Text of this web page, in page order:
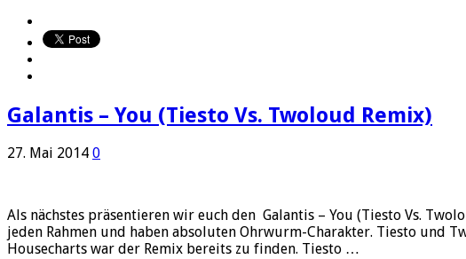
Galantis – You (Tiesto Vs. Twoloud Remix)
27. Mai 2014 0
Als nächstes präsentieren wir euch den Galantis – You (Tiesto Vs.
jeden Rahmen und haben absoluten Ohrwurm-Charakter. Tiesto und
Housecharts war der Remix bereits zu finden. Tiesto …